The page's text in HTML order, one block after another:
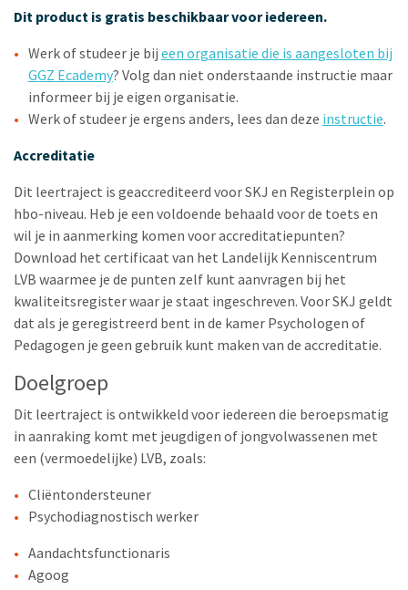
Dit product is gratis beschikbaar voor iedereen.
Werk of studeer je bij een organisatie die is aangesloten bij
GGZ Ecademy? Volg dan niet onderstaande instructie maar
informeer bij je eigen organisatie.
Werk of studeer je ergens anders, lees dan deze instructie.
Accreditatie
Dit leertraject is geaccrediteerd voor SKJ en Registerplein op
hbo-niveau. Heb je een voldoende behaald voor de toets en
wil je in aanmerking komen voor accreditatiepunten?
Download het certificaat van het Landelijk Kenniscentrum
LVB waarmee je de punten zelf kunt aanvragen bij het
kwaliteitsregister waar je staat ingeschreven. Voor SKJ geldt
dat als je geregistreerd bent in de kamer Psychologen of
Pedagogen je geen gebruik kunt maken van de accreditatie.
Doelgroep
Dit leertraject is ontwikkeld voor iedereen die beroepsmatig
in aanraking komt met jeugdigen of jongvolwassenen met
een (vermoedelijke) LVB, zoals:
Cliëntondersteuner
Psychodiagnostisch werker
Aandachtsfunctionaris
Agoog